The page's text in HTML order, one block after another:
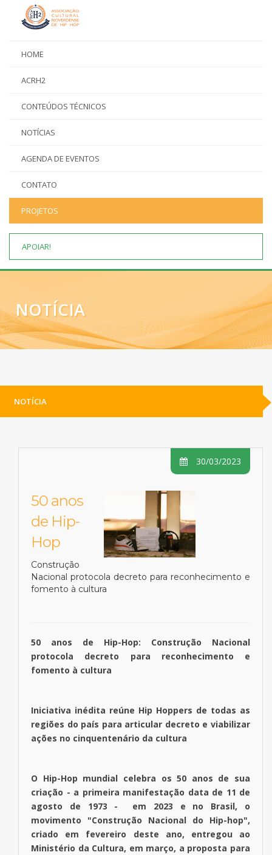
HOME
ACRH2
CONTEÚDOS TÉCNICOS
NOTÍCIAS
AGENDA DE EVENTOS
CONTATO
PROJETOS
APOIAR!
NOTÍCIA
NOTÍCIA
30/03/2023
50 anos
de Hip-
Hop
Construção
Nacional protocola decreto para reconhecimento e
fomento à cultura
50 anos de Hip-Hop: Construção Nacional
protocola decreto para reconhecimento e
fomento à cultura
Iniciativa inédita reúne Hip Hoppers de todas as
regiões do país para articular decreto e viabilizar
ações no cinquentenário da cultura
O Hip-Hop mundial celebra os 50 anos de sua
criação - a primeira manifestação data de 11 de
agosto de 1973 - em 2023 e no Brasil, o
movimento "Construção Nacional do Hip-hop",
criado em fevereiro deste ano, entregou ao
Ministério da Cultura, em março, a proposta para